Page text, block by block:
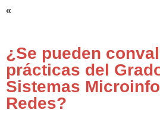
«
¿Se pueden
prácticas del
Sistemas
Redes?